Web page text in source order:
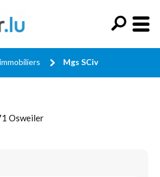
Mgs SCiv
Osweiler